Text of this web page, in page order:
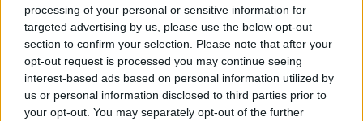
processing of your personal or sensitive information for
targeted advertising by us, please use the below opt-out
section to confirm your selection. Please note that after your
opt-out request is processed you may continue seeing
interest-based ads based on personal information utilized by
us or personal information disclosed to third parties prior to
your opt-out. You may separately opt-out of the further